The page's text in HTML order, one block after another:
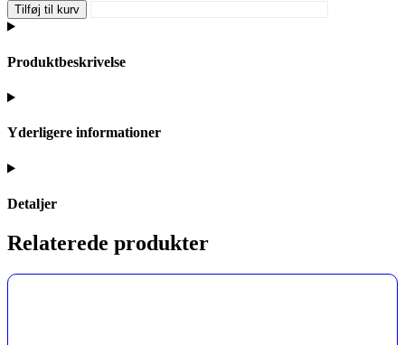
Tilføj til kurv
Produktbeskrivelse
Yderligere informationer
Detaljer
Relaterede produkter